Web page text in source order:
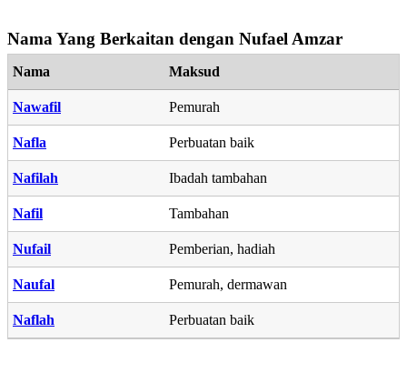
Nama Yang Berkaitan dengan Nufael Amzar
Nama Maksud
Nawafil Pemurah
Nafla Perbuatan baik
Nafilah Ibadah tambahan
Nafil Tambahan
Nufail Pemberian, hadiah
Naufal Pemurah, dermawan
Naflah Perbuatan baik